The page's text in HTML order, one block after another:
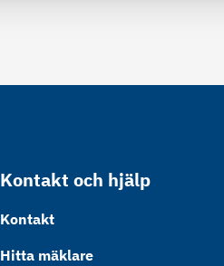
Kontakt och hjälp
Kontakt
Hitta mäklare